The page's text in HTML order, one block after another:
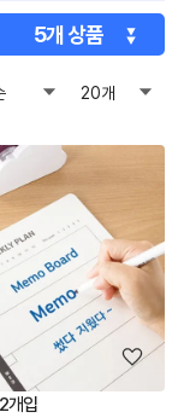
5개 상품
개입